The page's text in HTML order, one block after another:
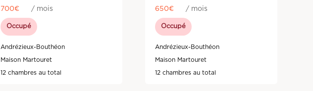
700€ / mois
Occupé
Andrézieux-Bouthéon
Maison Martouret
12 chambres au total
650€ / mois
Occupé
Andrézieux-Bouthéon
Maison Martouret
12 chambres au total